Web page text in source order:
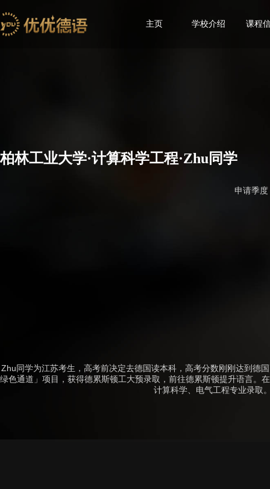
主页 学校介绍 课程
柏林工业大学·计算科学工程·Zhu同学
申请季
Zhu同学为江苏考生，高考前决定去德国读本科，高考分数刚刚达到德
绿色通道」项目，获得德累斯顿工大预录取，前往德累斯顿提升语言。
计算科学、电气工程专业录取